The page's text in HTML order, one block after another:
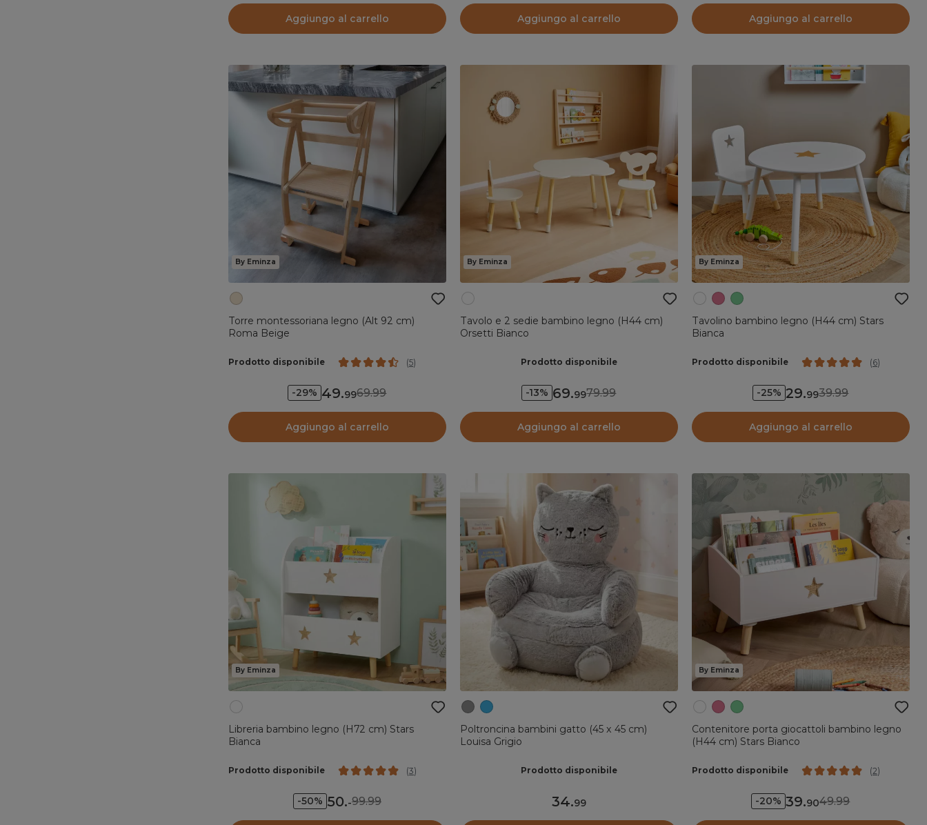
Aggiungo al carrello Aggiungo al carrello Aggiungo al carrello
By Eminza
Torre montessoriana legno (Alt 92 cm)
Roma Beige
Prodotto disponibile (5)
-29% 49.9969.99
Aggiungo al carrello
By Eminza
Tavolo e 2 sedie bambino legno (H44 cm)
Orsetti Bianco
Prodotto disponibile
-13% 69.9979.99
Aggiungo al carrello
By Eminza
Tavolino bambino legno (H44 cm) Stars
Bianca
Prodotto disponibile (6)
-25% 29.9939.99
Aggiungo al carrello
By Eminza
Libreria bambino legno (H72 cm) Stars
Bianca
Prodotto disponibile (3)
-50% 50.-99.99
Poltroncina bambini gatto (45 x 45 cm)
Louisa Grigio
Prodotto disponibile
34.99
By Eminza
Contenitore porta giocattoli bambino legno
(H44 cm) Stars Bianco
Prodotto disponibile (2)
-20% 39.9049.99